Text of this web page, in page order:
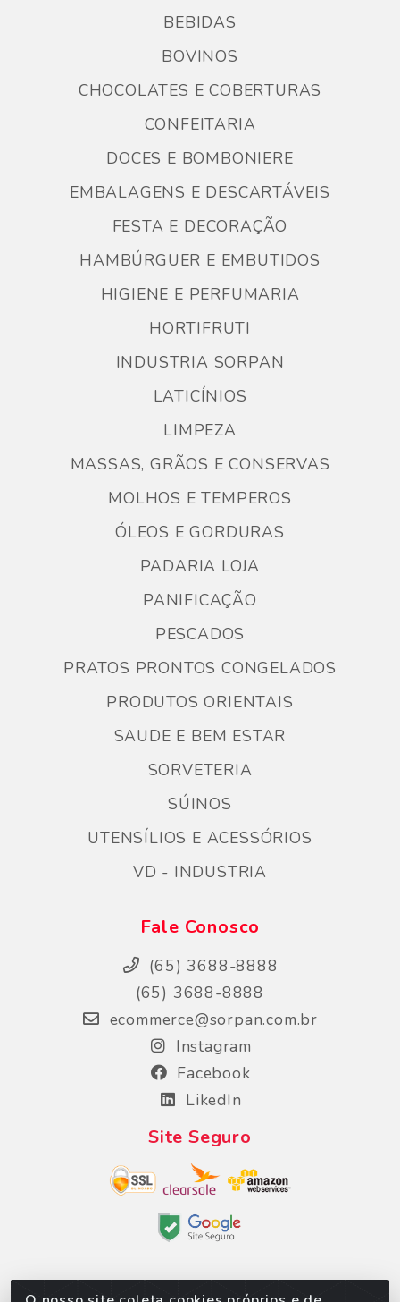
BEBIDAS
BOVINOS
CHOCOLATES E COBERTURAS
CONFEITARIA
DOCES E BOMBONIERE
EMBALAGENS E DESCARTÁVEIS
FESTA E DECORAÇÃO
HAMBÚRGUER E EMBUTIDOS
HIGIENE E PERFUMARIA
HORTIFRUTI
INDUSTRIA SORPAN
LATICÍNIOS
LIMPEZA
MASSAS, GRÃOS E CONSERVAS
MOLHOS E TEMPEROS
ÓLEOS E GORDURAS
PADARIA LOJA
PANIFICAÇÃO
PESCADOS
PRATOS PRONTOS CONGELADOS
PRODUTOS ORIENTAIS
SAUDE E BEM ESTAR
SORVETERIA
SÚINOS
UTENSÍLIOS E ACESSÓRIOS
VD - INDUSTRIA
Fale Conosco
(65) 3688-8888
(65) 3688-8888
ecommerce@sorpan.com.br
Instagram
Facebook
LikedIn
Site Seguro